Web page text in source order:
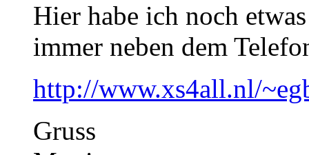
Hier habe ich noch
immer neben dem
http://www.xs4all.nl/
Gruss